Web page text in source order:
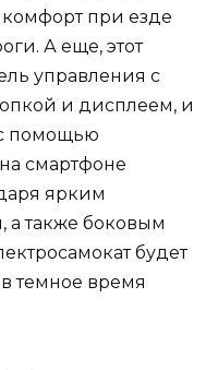
комфорт при езде
А еще, этот
управления с
и дисплеем, и
помощью
смартфоне
ярким
также боковым
будет
темное время